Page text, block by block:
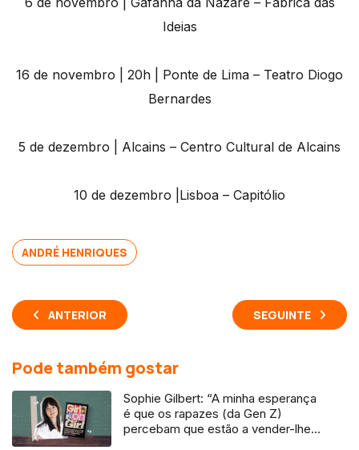
Ideias
16 de novembro | 20h | Ponte de Lima – Teatro Diogo
Bernardes
5 de dezembro | Alcains – Centro Cultural de Alcains
10 de dezembro |Lisboa – Capitólio
ANDRÉ HENRIQUES
ANTERIOR SEGUINTE
Pode também gostar
Sophie Gilbert: “A minha esperança
é que os rapazes (da Gen Z)
percebam que estão a vender-lhes